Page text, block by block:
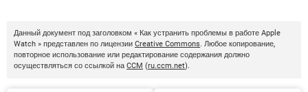
Данный документ под заголовком « Как устранить проблемы в работе Apple
Watch » представлен по лицензии Creative Commons. Любое копирование,
повторное использование или редактирование содержания должно
осуществляться со ссылкой на CCM (ru.ccm.net).